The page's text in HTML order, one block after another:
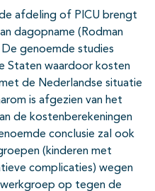
afdeling of PICU brengt
dagopname (Rodman
De genoemde studies
Staten waardoor kosten
de Nederlandse situatie
is afgezien van het
de kostenberekeningen
conclusie zal ook
(kinderen met
complicaties) wegen
op tegen de